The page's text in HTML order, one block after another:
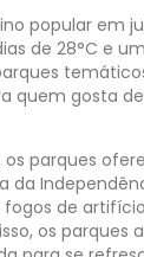
popular em
de 28°C e
quem gosta
os parques
da
fogos de
os parques